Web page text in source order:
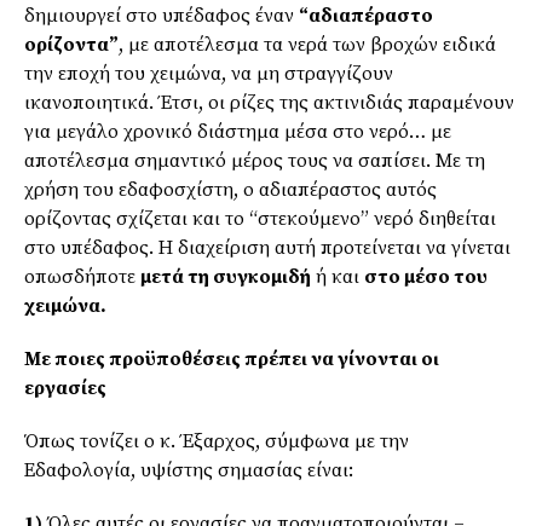
δημιουργεί στο υπέδαφος έναν “αδιαπέραστο
ορίζοντα”, με αποτέλεσμα τα νερά των βροχών ειδικά
την εποχή του χειμώνα, να μη στραγγίζουν
ικανοποιητικά. Έτσι, οι ρίζες της ακτινιδιάς παραμένουν
για μεγάλο χρονικό διάστημα μέσα στο νερό… με
αποτέλεσμα σημαντικό μέρος τους να σαπίσει. Με τη
χρήση του εδαφοσχίστη, ο αδιαπέραστος αυτός
ορίζοντας σχίζεται και το “στεκούμενο” νερό διηθείται
στο υπέδαφος. Η διαχείριση αυτή προτείνεται να γίνεται
οπωσδήποτε μετά τη συγκομιδή ή και στο μέσο του
χειμώνα.
Με ποιες προϋποθέσεις πρέπει να γίνονται οι
εργασίες
Όπως τονίζει ο κ. Έξαρχος, σύμφωνα με την
Εδαφολογία, υψίστης σημασίας είναι: